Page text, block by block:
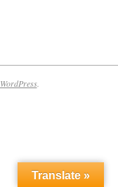
WordPress.
Translate »